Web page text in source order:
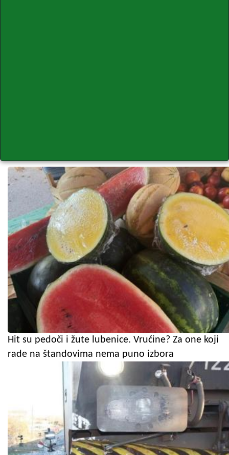
Hit su pedoči i žute lubenice. Vrućine? Za one koji
rade na štandovima nema puno izbora